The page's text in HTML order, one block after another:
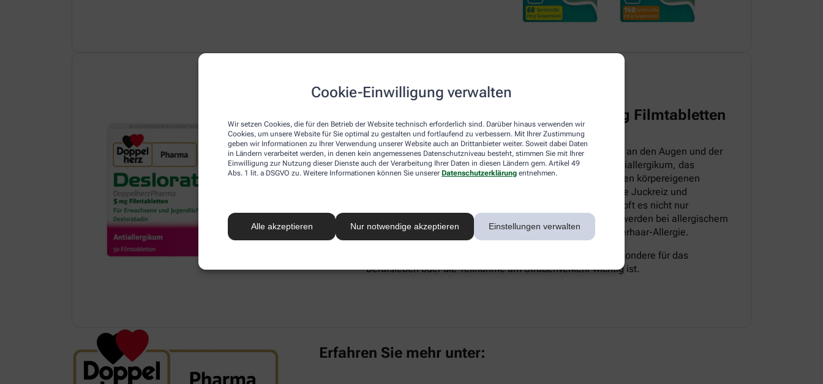
Cookie-Einwilligung verwalten
Wir setzen Cookies, die für den Betrieb der Website technisch erforderlich sind. Darüber hinaus verwenden wir
Cookies, um unsere Website für Sie optimal zu gestalten und fortlaufend zu verbessern. Mit Ihrer Zustimmung
geben wir Informationen zu Ihrer Verwendung unserer Website auch an Drittanbieter weiter. Soweit dabei Daten
in Ländern verarbeitet werden, in denen kein angemessenes Datenschutzniveau besteht, stimmen Sie mit Ihrer
Einwilligung zur Nutzung dieser Dienste auch der Verarbeitung Ihrer Daten in diesen Ländern gem. Artikel 49
Abs. 1 lit. a DSGVO zu. Weitere Informationen können Sie unserer Datenschutzerklärung entnehmen.
Alle akzeptieren Nur notwendige akzeptieren Einstellungen verwalten
Desloratadin DoppelherzPharma 5 mg Filmtabletten
Neben den beiden lokal wirkenden Arzneimitteln, die direkt an den Augen und der
Nase für Linderung sorgen, gibt es mit Desloratadin ein Antiallergikum, das
systemisch – also im ganzen Körper – aktiv ist. Es hemmt den körpereigenen
Botenstoff Histamin, der für allergie-typische Symptome wie Juckreiz und
Schwellungen verantwortlich ist. Aus diesem Grund bekämpft es nicht nur
Heuschnupfen-Symptome, sondern lindert auch die Beschwerden bei allergischem
Hautausschlag (Urtikaria), und Hausstaubmilben- sowie Tierhaar-Allergie.
Desloratadin macht nicht müde, was insbesondere für das
Berufsleben oder die Teilnahme am Straßenverkehr wichtig ist.
Erfahren Sie mehr unter: